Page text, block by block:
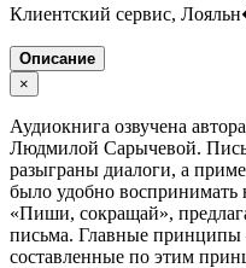
Клиентский сервис,
Описание
×
Аудиокнига озвучена
Людмилой Сарычевой.
разыграны диалоги, а
было удобно воспринимать
«Пиши, сокращай»,
письма. Главные принципы
составленные по этим